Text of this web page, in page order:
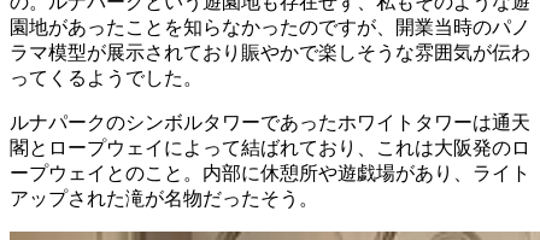
園地があったことを知らなかったのですが、開業当時のパノ
ラマ模型が展示されており賑やかで楽しそうな雰囲気が伝わ
ってくるようでした。
ルナパークのシンボルタワーであったホワイトタワーは通天
閣とロープウェイによって結ばれており、これは大阪発のロ
ープウェイとのこと。内部に休憩所や遊戯場があり、ライト
アップされた滝が名物だったそう。